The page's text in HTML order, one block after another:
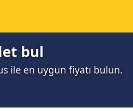
bul
ile en uygun fiyatı bulun.